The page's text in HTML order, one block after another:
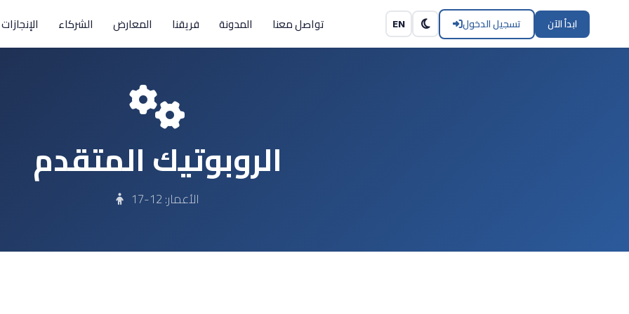
الإنجازات الشركاء المعارض فريقنا المدونة تواصل معنا EN تسجيل الدخول ابدأ الآن
الروبوتيك المتقدم
الأعمار:12-17